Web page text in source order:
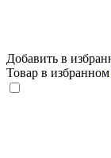
Добавить в
Товар в избранном